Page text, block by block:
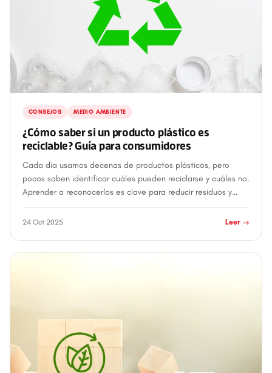
CONSEJOS MEDIO AMBIENTE
¿Cómo saber si un producto plástico es
reciclable? Guía para consumidores
Cada día usamos decenas de productos plásticos, pero
pocos saben identificar cuáles pueden reciclarse y cuáles no.
Aprender a reconocerlos es clave para reducir residuos y
apoyar una economía más sost...
24 Oct 2025 Leer →